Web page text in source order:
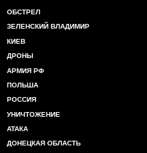
ОБСТРЕЛ
ЗЕЛЕНСКИЙ ВЛАДИМИР
КИЕВ
ДРОНЫ
АРМИЯ РФ
ПОЛЬША
РОССИЯ
УНИЧТОЖЕНИЕ
АТАКА
ДОНЕЦКАЯ ОБЛАСТЬ